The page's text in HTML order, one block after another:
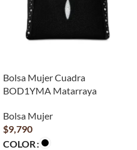
Bolsa Mujer Cuadra
BOD1YMA Matarraya
Bolsa Mujer
$9,790
COLOR